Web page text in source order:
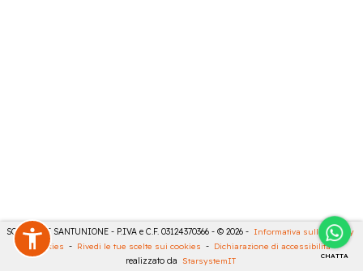
CHATTA
SONCINI E SANTUNIONE - P.IVA e C.F. 03124370366 - © 2026 - Informativa sulla privacy
Cookies - Rivedi le tue scelte sui cookies - Dichiarazione di accessibilità -
realizzato da StarsystemIT